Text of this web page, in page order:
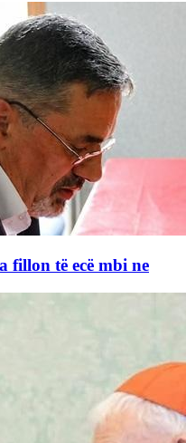
të ecë mbi ne